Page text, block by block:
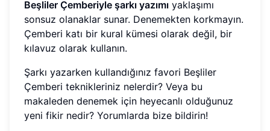
Beşliler Çemberiyle şarkı yazımı yaklaşımı
sonsuz olanaklar sunar. Denemekten korkmayın.
Çemberi katı bir kural kümesi olarak değil, bir
kılavuz olarak kullanın.
Şarkı yazarken kullandığınız favori Beşliler
Çemberi teknikleriniz nelerdir? Veya bu
makaleden denemek için heyecanlı olduğunuz
yeni fikir nedir? Yorumlarda bize bildirin!